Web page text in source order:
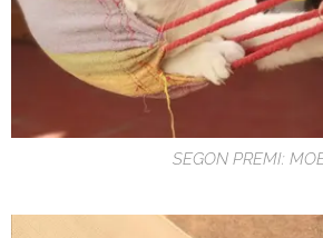
SEGON PREMI: